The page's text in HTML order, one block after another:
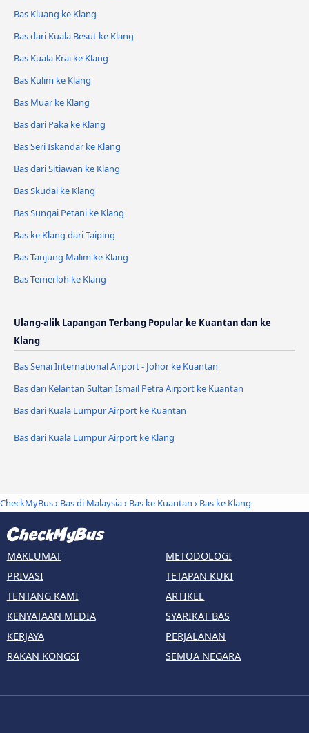
Bas Kluang ke Klang
Bas dari Kuala Besut ke Klang
Bas Kuala Krai ke Klang
Bas Kulim ke Klang
Bas Muar ke Klang
Bas dari Paka ke Klang
Bas Seri Iskandar ke Klang
Bas dari Sitiawan ke Klang
Bas Skudai ke Klang
Bas Sungai Petani ke Klang
Bas ke Klang dari Taiping
Bas Tanjung Malim ke Klang
Bas Temerloh ke Klang
Ulang-alik Lapangan Terbang Popular ke Kuantan dan ke
Klang
Bas Senai International Airport - Johor ke Kuantan
Bas dari Kelantan Sultan Ismail Petra Airport ke Kuantan
Bas dari Kuala Lumpur Airport ke Kuantan
Bas dari Kuala Lumpur Airport ke Klang
CheckMyBus› Bas di Malaysia› Bas ke Kuantan › Bas ke Klang
MAKLUMAT
PRIVASI
TENTANG KAMI
KENYATAAN MEDIA
KERJAYA
RAKAN KONGSI
METODOLOGI
TETAPAN KUKI
ARTIKEL
SYARIKAT BAS
PERJALANAN
SEMUA NEGARA